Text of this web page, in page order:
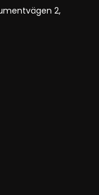
2,